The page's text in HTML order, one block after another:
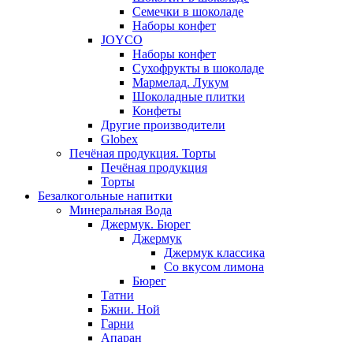
Семечки в шоколаде
Наборы конфет
JOYCO
Наборы конфет
Сухофрукты в шоколаде
Мармелад. Лукум
Шоколадные плитки
Конфеты
Другие производители
Globex
Печёная продукция. Торты
Печёная продукция
Торты
Безалкогольные напитки
Минеральная Вода
Джермук. Бюрег
Джермук
Джермук классика
Со вкусом лимона
Бюрег
Татни
Бжни. Ной
Гарни
Апаран